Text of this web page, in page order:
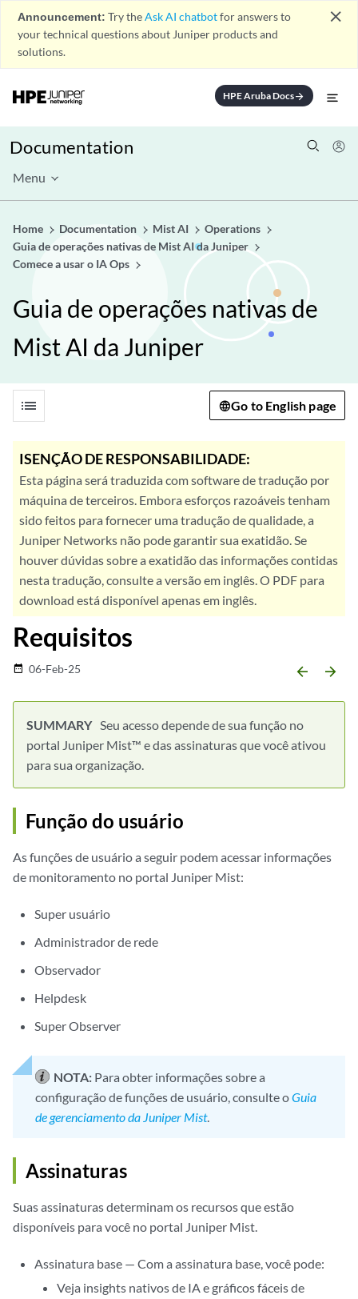
Announcement: Try theAsk AI chatbotfor answers to
your technical questions about Juniper products and
solutions.
close
HPE Aruba Docsarrow_forward
Documentation
Menu
Home Documentation Mist AI
Operations
Guia de operações nativas de Mist AI da Juniper
Comece a usar o IA Ops
Guia de operações nativas de
Mist AI da Juniper
list Go to English page
ISENÇÃO DE RESPONSABILIDADE:
Esta página será traduzida com software de tradução por
máquina de terceiros. Embora esforços razoáveis tenham
sido feitos para fornecer uma tradução de qualidade, a
Juniper Networks não pode garantir sua exatidão. Se
houver dúvidas sobre a exatidão das informações contidas
nesta tradução, consulte a versão em inglês. O PDF para
download está disponível apenas em inglês.
Requisitos
date_range 06-Feb-25 arrow_backward arrow_forward
Seu acesso depende de sua função no
portal Juniper Mist™ e das assinaturas que você ativou
para sua organização.
Função do usuário
As funções de usuário a seguir podem acessar informações
de monitoramento no portal Juniper Mist:
Super usuário
Administrador de rede
Observador
Helpdesk
Super Observer
NOTA: Para obter informações sobre a
configuração de funções de usuário, consulte oGuia
de gerenciamento da Juniper Mist.
Assinaturas
Suas assinaturas determinam os recursos que estão
disponíveis para você no portal Juniper Mist.
Assinatura base — Com a assinatura base, você pode:
Veja insights nativos de IA e gráficos fáceis de